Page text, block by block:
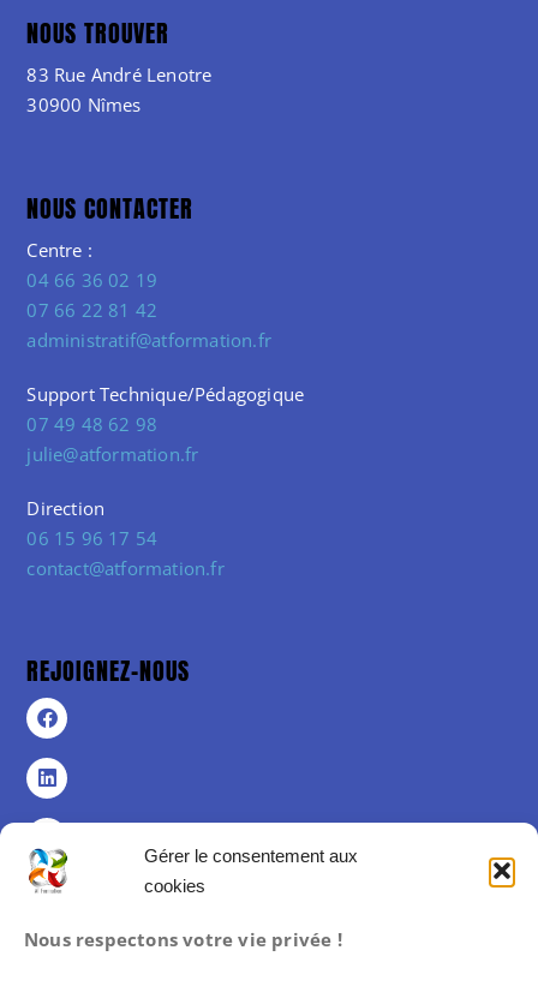
Gérer le consentement aux
cookies
Nous respectons votre vie privée !
NOUS TROUVER
83 Rue André Lenotre
30900 Nîmes
NOUS CONTACTER
Centre :
04 66 36 02 19
07 66 22 81 42
administratif@atformation.fr
Support Technique/Pédagogique
07 49 48 62 98
julie@atformation.fr
Direction
06 15 96 17 54
contact@atformation.fr
REJOIGNEZ-NOUS
Politique de cookies (UE)